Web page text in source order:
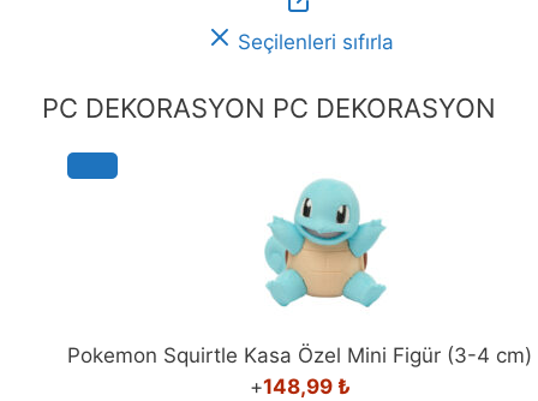
Seçilenleri sıfırla
PC DEKORASYON PC DEKORASYON
Pokemon Squirtle Kasa Özel Mini Figür (3-4 cm)
+148,99 ₺